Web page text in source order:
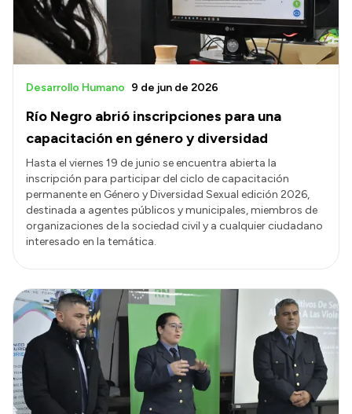
Río Negro abrió inscripciones para una
capacitación en género y diversidad
Desarrollo Humano 9 de jun de 2026
Hasta el viernes 19 de junio se encuentra abierta la
inscripción para participar del ciclo de capacitación
permanente en Género y Diversidad Sexual edición 2026,
destinada a agentes públicos y municipales, miembros de
organizaciones de la sociedad civil y a cualquier ciudadano
interesado en la temática.